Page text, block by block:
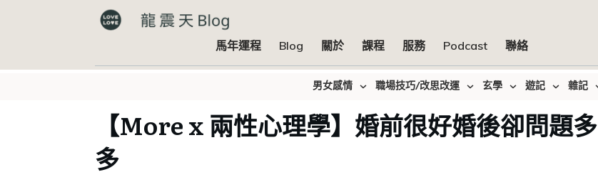
馬年運程 Blog 關於 課程 服務 Podcast 聯絡
男女感情 職場技巧/改思改運 玄學 遊記 雜記
【More x 兩性心理學】婚前很好婚後卻問題多
多